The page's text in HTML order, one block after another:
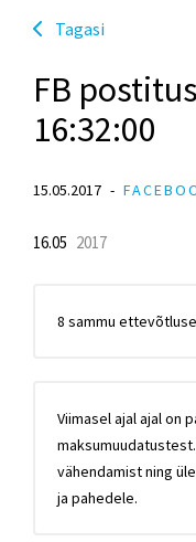
Tagasi
FB
16:32:00
15.05.2017
16.05 2017
8 sammu
Viimasel ajal ajal on
vähendamist ning
ja pahedele.